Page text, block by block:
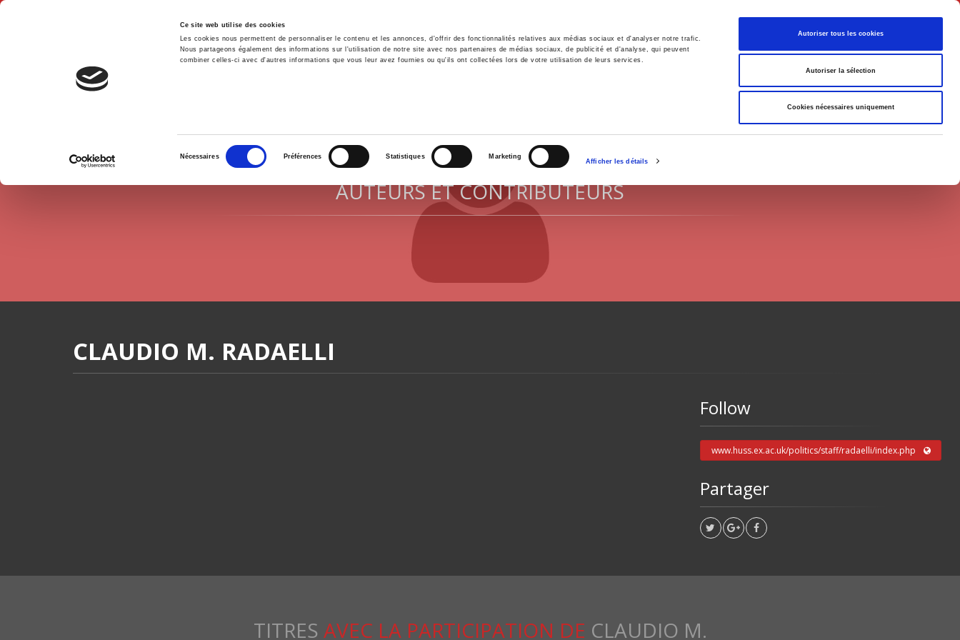
Ce site web utilise des cookies
Les cookies nous permettent de personnaliser le contenu et les annonces, d'offrir des fonctionnalités relatives aux médias sociaux et d'analyser notre trafic.
Nous partageons également des informations sur l'utilisation de notre site avec nos partenaires de médias sociaux, de publicité et d'analyse, qui peuvent
combiner celles-ci avec d'autres informations que vous leur avez fournies ou qu'ils ont collectées lors de votre utilisation de leurs services.
consentement
Nécessaires Préférences Statistiques Marketing
Afficher les détails
Autoriser tous les cookies
Autoriser la sélection
Cookies nécessaires uniquement
Français
Accueil Environnement Histoire International
AUTEURS ET CONTRIBUTEURS
CLAUDIO M. RADAELLI
Follow
www.huss.ex.ac.uk/politics/staff/radaelli/index.php
Partager
TITRES AVEC LA PARTICIPATION DE CLAUDIO M.